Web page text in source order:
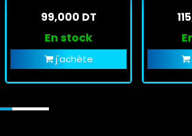
99,000 DT
En stock
j'achète